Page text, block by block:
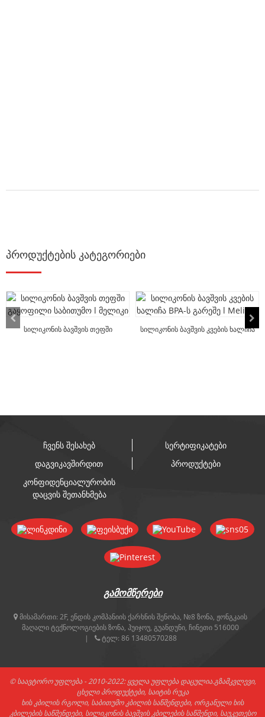
პროდუქტების კატეგორიები
სილიკონის ბავშვის თეფში
სილიკონის ბავშვის კვების ხალიჩა
ჩვენს შესახებ
სერტიფიკატები
დაგვიკავშირდით
პროდუქტები
კონფიდენციალურობის
დაცვის შეთანხმება
ᲒᲐᲛᲝᲛᲬᲔᲠᲔᲑᲘ
მისამართი: 2F, ენდის კომპანიის ქარხნის შენობა, №8 ზონა, ჟონგკაის
მაღალი ტექნოლოგიების ზონა, ჰუიჯოუ, გუანდუნი, ჩინეთი 516000
ტელ: 86 13480570288
© საავტორო უფლება - 2010-2022: ყველა უფლება დაცულია.გზამკვლევი,
ცხელი პროდუქტები, საიტის რუკა
ხის კბილის რგოლი, საბითუმო კბილის საწმენდები, ორგანული ხის
კბილების საწმენდები, სილიკონის ბავშვის კბილების საწმენდი, საუკეთესო